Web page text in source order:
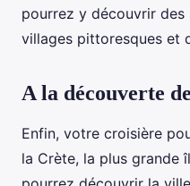
pourrez y découvrir des
villages pittoresques et
A la découverte
Enfin, votre croisière
la Crète, la plus grande